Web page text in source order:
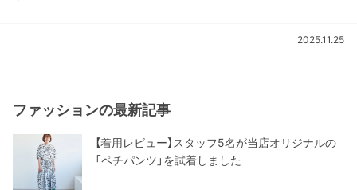
2025.11.25
ファッションの最新記事
【着用レビュー】スタッフ5名が当店オリジナルの
「ペチパンツ」を試着しました